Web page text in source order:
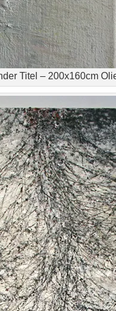
Titel – 200x160cm